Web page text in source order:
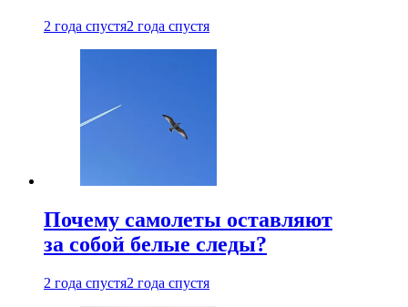
2 года спустя2 года спустя
Почему самолеты оставляют
за собой белые следы?
2 года спустя2 года спустя